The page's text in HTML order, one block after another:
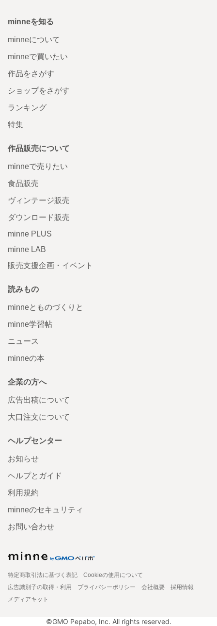
minneを知る
minneについて
minneで買いたい
作品をさがす
ショップをさがす
ランキング
特集
作品販売について
minneで売りたい
食品販売
ヴィンテージ販売
ダウンロード販売
minne PLUS
minne LAB
販売支援企画・イベント
読みもの
minneとものづくりと
minne学習帖
ニュース
minneの本
企業の方へ
広告出稿について
大口注文について
ヘルプセンター
お知らせ
ヘルプとガイド
利用規約
minneのセキュリティ
お問い合わせ
特定商取引法に基づく表記
Cookieの使用について
広告識別子の取得・利用
プライバシーポリシー 会社概要
採用情報
メディアキット
©GMO Pepabo, Inc. All rights reserved.